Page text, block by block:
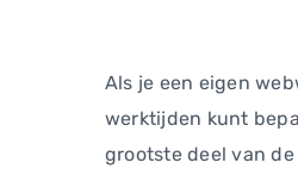
Als je een eigen
werktijden kunt
grootste deel van